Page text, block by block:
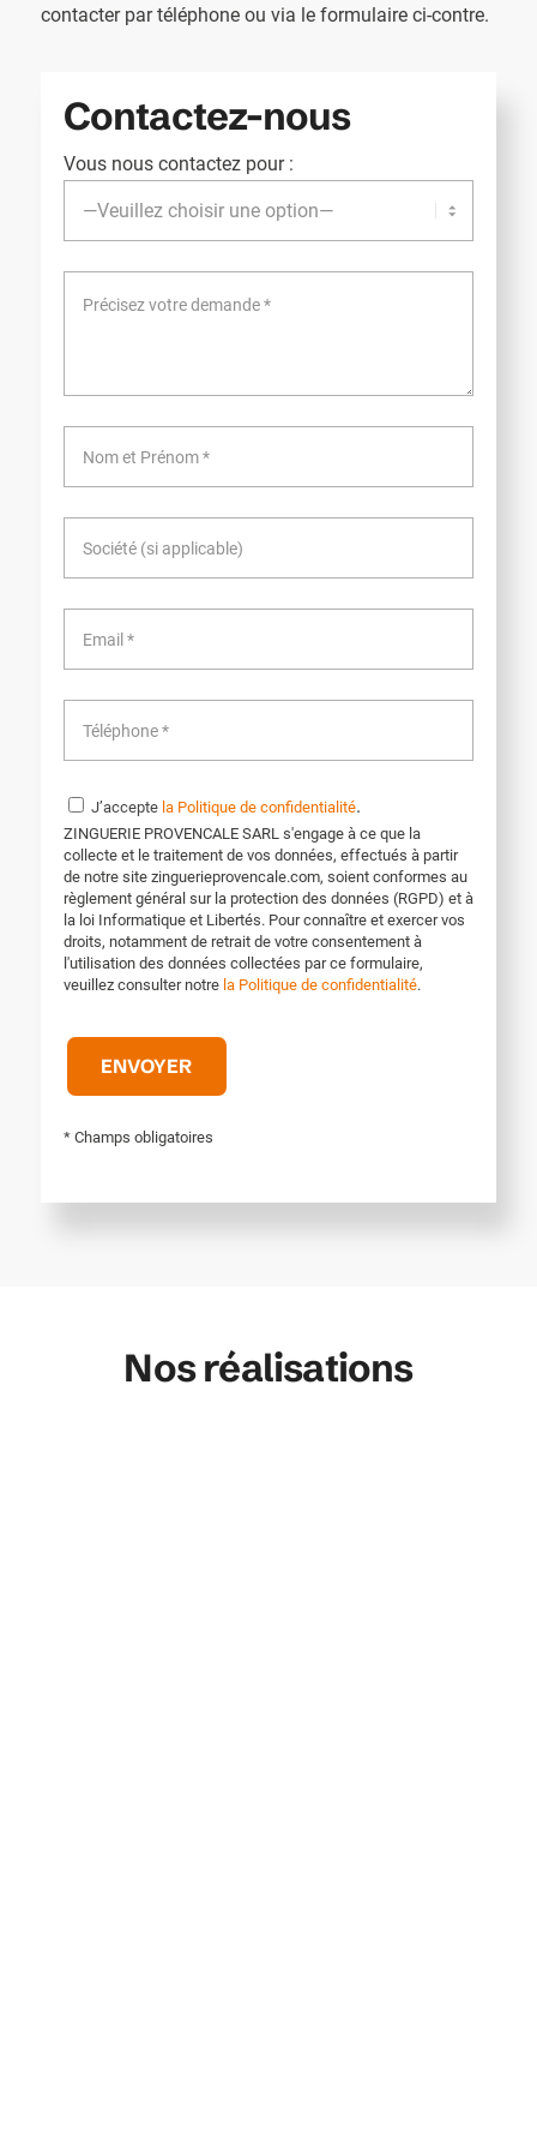
contacter par téléphone ou via le formulaire ci-contre.
Contactez-nous
Vous nous contactez pour :
J’accepte la Politique de confidentialité.
ZINGUERIE PROVENCALE SARL s'engage à ce que la
collecte et le traitement de vos données, effectués à partir
de notre site zinguerieprovencale.com, soient conformes au
règlement général sur la protection des données (RGPD) et à
la loi Informatique et Libertés. Pour connaître et exercer vos
droits, notamment de retrait de votre consentement à
l'utilisation des données collectées par ce formulaire,
veuillez consulter notre la Politique de confidentialité.
* Champs obligatoires
Nos réalisations